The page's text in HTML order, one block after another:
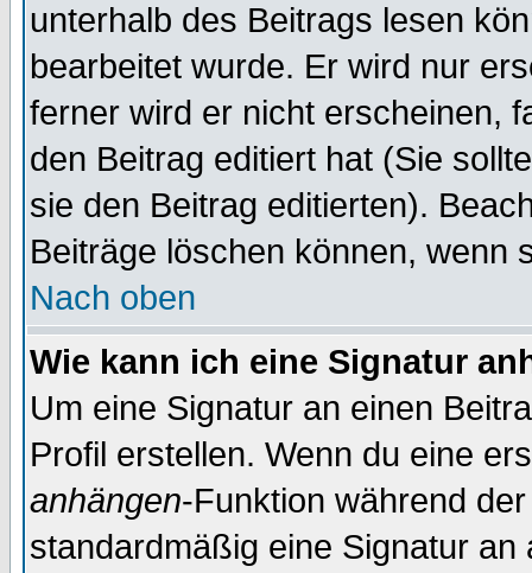
unterhalb des Beitrags lesen
bearbeitet wurde. Er wird nur
ferner wird er nicht erscheinen,
den Beitrag editiert hat (Sie
sie den Beitrag editierten).
Beiträge löschen können, wenn
Nach oben
Wie kann ich eine Signatur
Um eine Signatur an einen
Profil erstellen. Wenn du eine
anhängen-Funktion während
standardmäßig eine Signatur